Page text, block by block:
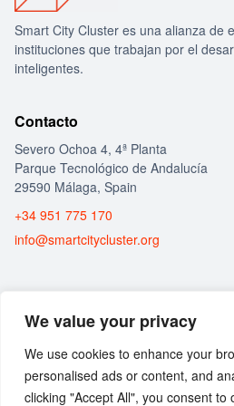
We value your privacy
We use cookies to enhance your
personalised ads or content, and
clicking "Accept All", you consent to
construyen soluciones
diferentes áreas de gestión
ambiente, movilidad, tráfico,
Capa de soporte y
Core IoT: Permite la
tecnología de comunicación
Monitorización, alarmas y
Capacidad de actuación
Integración de sistemas de
existentes (IT).
Smart City Cluster es una alianza de
instituciones que trabajan por el
inteligentes.
Contacto
Severo Ochoa 4, 4ª Planta
Parque Tecnológico de Andalucía
29590 Málaga, Spain
+34 951 775 170
info@smartcitycluster.org
Social